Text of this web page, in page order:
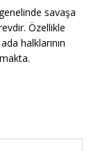
savaşa
Özellikle
halklarının